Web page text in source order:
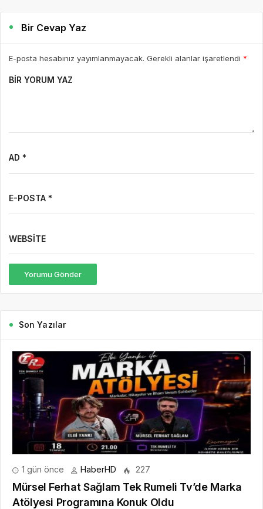
Bir Cevap Yaz
E-posta hesabınız yayımlanmayacak. Gerekli alanlar işaretlendi *
BIR YORUM YAZ
AD *
E-POSTA *
WEBSITE
Yorumu Gönder
Son Yazılar
1 gün önce HaberHD 227
Mürsel Ferhat Sağlam Tek Rumeli Tv’de Marka
Atölyesi Programına Konuk Oldu